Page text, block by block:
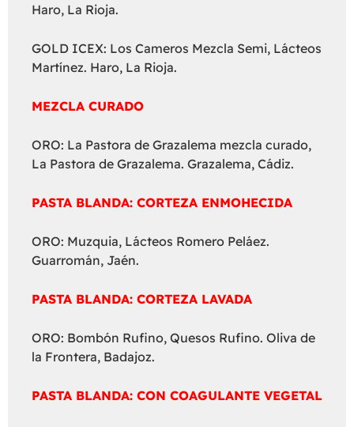
Haro, La Rioja.
GOLD ICEX: Los Cameros Mezcla Semi, Lácteos
Martínez. Haro, La Rioja.
MEZCLA CURADO
ORO: La Pastora de Grazalema mezcla curado,
La Pastora de Grazalema. Grazalema, Cádiz.
PASTA BLANDA: CORTEZA ENMOHECIDA
ORO: Muzquia, Lácteos Romero Peláez.
Guarromán, Jaén.
PASTA BLANDA: CORTEZA LAVADA
ORO: Bombón Rufino, Quesos Rufino. Oliva de
la Frontera, Badajoz.
PASTA BLANDA: CON COAGULANTE VEGETAL